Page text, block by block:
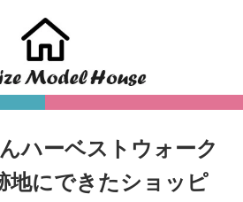
ハーベストウォーク
地にできたショッピ